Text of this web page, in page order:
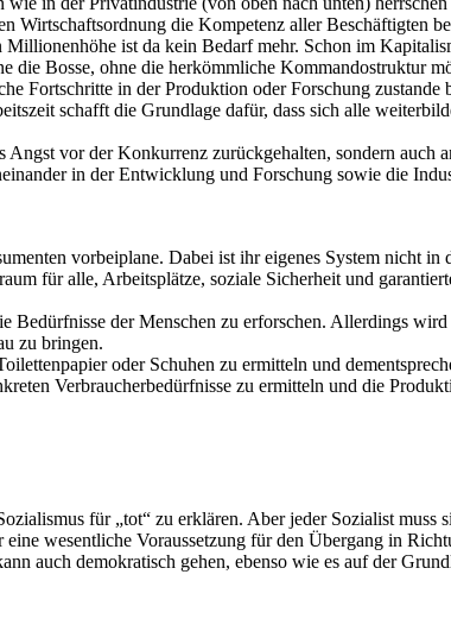
Wirtschaftsordnung die Kompetenz aller Beschäftigten
ist da kein Bedarf mehr. Schon im
die Bosse, ohne die herkömmliche Kommandostruktur
Fortschritte in der Produktion oder Forschung
schafft die Grundlage dafür, dass sich alle
vor der Konkurrenz zurückgehalten, sondern auch
in der Entwicklung und Forschung sowie die
vorbeiplane. Dabei ist ihr eigenes System nicht in
für alle, Arbeitsplätze, soziale Sicherheit und
der Menschen zu erforschen. Allerdings
zu bringen.
oder Schuhen zu ermitteln und
Verbraucherbedürfnisse zu ermitteln und die
für „tot“ zu erklären. Aber jeder Sozialist
wesentliche Voraussetzung für den Übergang in
auch demokratisch gehen, ebenso wie es auf der